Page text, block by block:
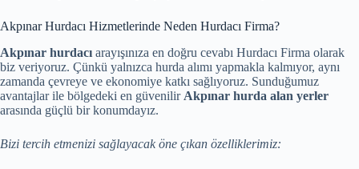
Akpınar Hurdacı Hizmetlerinde Neden Hurdacı Firma?
Akpınar hurdacı arayışınıza en doğru cevabı Hurdacı Firma olarak
biz veriyoruz. Çünkü yalnızca hurda alımı yapmakla kalmıyor, aynı
zamanda çevreye ve ekonomiye katkı sağlıyoruz. Sunduğumuz
avantajlar ile bölgedeki en güvenilir Akpınar hurda alan yerler
arasında güçlü bir konumdayız.
Bizi tercih etmenizi sağlayacak öne çıkan özelliklerimiz: